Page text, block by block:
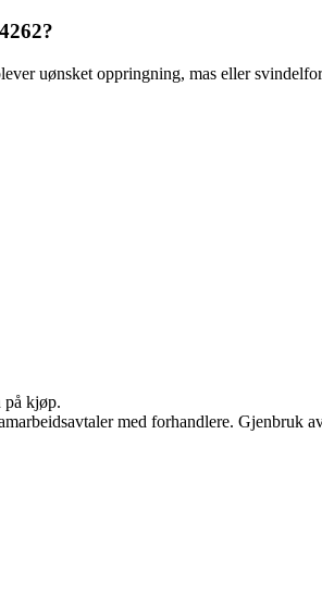
uønsket oppringning, mas eller
på kjøp.
med forhandlere. Gjenbruk